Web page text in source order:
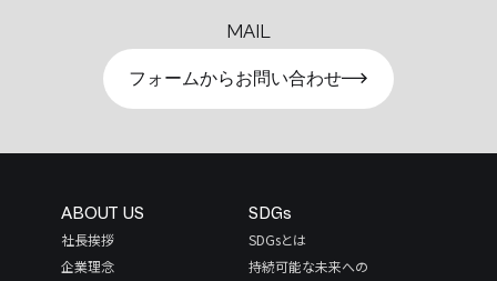
MAIL
フォームからお問い合わせ
ABOUT US
社長挨拶
企業理念
SDGs
SDGsとは
持続可能な未来への